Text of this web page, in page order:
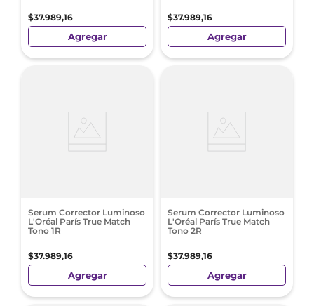
$37.989,16
Agregar
$37.989,16
Agregar
Serum Corrector Luminoso
L'Oréal París True Match
Tono 1R
$37.989,16
Agregar
Serum Corrector Luminoso
L'Oréal París True Match
Tono 2R
$37.989,16
Agregar